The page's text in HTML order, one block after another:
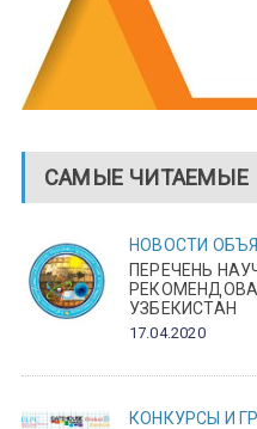
САМЫЕ ЧИТАЕМЫЕ
НОВОСТИ
ПЕРЕЧЕНЬ
УЗБЕКИСТАН
17.04.2020
КОНКУРСЫ И